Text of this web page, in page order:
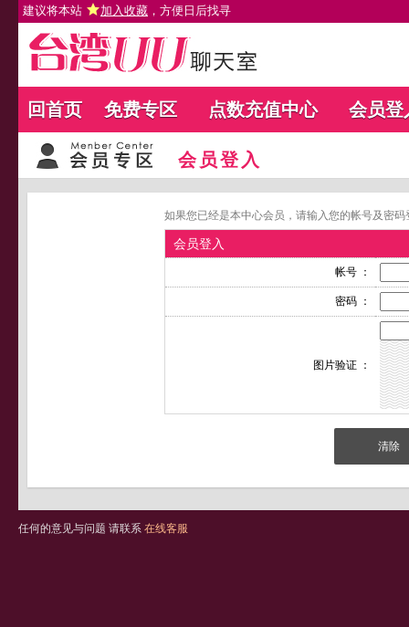
建议将本站 加入收藏 ，方便日后找寻
回首页 免费专区 点数充值中心 会员登
会员登入
如果您已经是本中心会员，请输入您的帐号及密
会员登入
帐号 ：
密码 ：
图片验证 ：
任何的意见与问题 请联系 在线客服